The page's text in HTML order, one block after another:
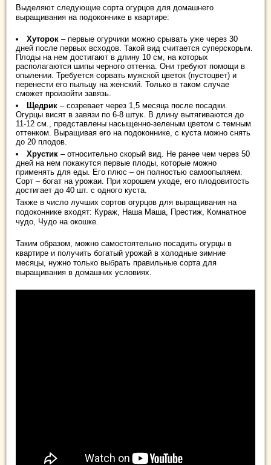
Выделяют следующие сорта огурцов для домашнего
выращивания на подоконнике в квартире:
Хуторок – первые огурчики можно срывать уже через 30
дней после первых всходов. Такой вид считается суперскорым.
Плоды на нем достигают в длину 10 см, на которых
располагаются шипы черного оттенка. Они требуют помощи в
опылении. Требуется сорвать мужской цветок (пустоцвет) и
перенести его пыльцу на женский. Только в таком случае
сможет произойти завязь.
Щедрик – созревает через 1,5 месяца после посадки.
Огурцы висят в завязи по 6-8 штук. В длину вытягиваются до
11-12 см., представлены насыщенно-зеленым цветом с темным
оттенком. Выращивая его на подоконнике, с куста можно снять
до 20 плодов.
Хрустик – относительно скорый вид. Не ранее чем через 50
дней на нем покажутся первые плоды, которые можно
применять для еды. Его плюс – он полностью самоопыляем.
Сорт – богат на урожаи. При хорошем уходе, его плодовитость
достигает до 40 шт. с одного куста.
Также в число лучших сортов огурцов для выращивания на
подоконнике входят: Кураж, Наша Маша, Престиж, Комнатное
чудо, Чудо на окошке.
Таким образом, можно самостоятельно посадить огурцы в
квартире и получить богатый урожай в холодные зимние
месяцы, нужно только выбрать правильные сорта для
выращивания в домашних условиях.